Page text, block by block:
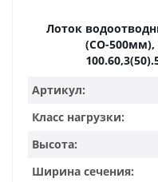
Лоток
(СО-500мм),
Артикул:
Класс нагрузки:
Высота:
Ширина сечения: